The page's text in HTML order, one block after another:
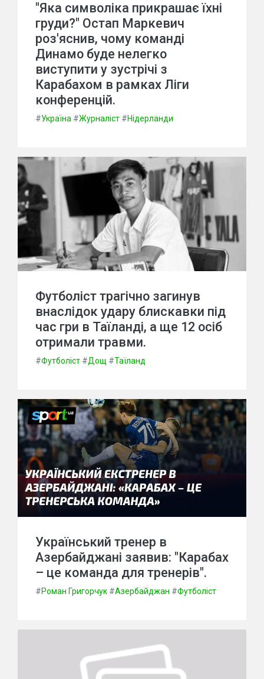
"Яка символіка прикрашає їхні
груди?" Остап Маркевич
роз'яснив, чому команді
Динамо буде нелегко
виступити у зустрічі з
Карабахом в рамках Ліги
конференцій.
#Україна #Журналіст #Нідерланди
Футболіст трагічно загинув
внаслідок удару блискавки під
час гри в Таїланді, а ще 12 осіб
отримали травми.
#Футболіст #Дощ #Таїланд
Український тренер в
Азербайджані заявив: "Карабах
– це команда для тренерів".
#Роман Григорчук #Азербайджан #Футболіст